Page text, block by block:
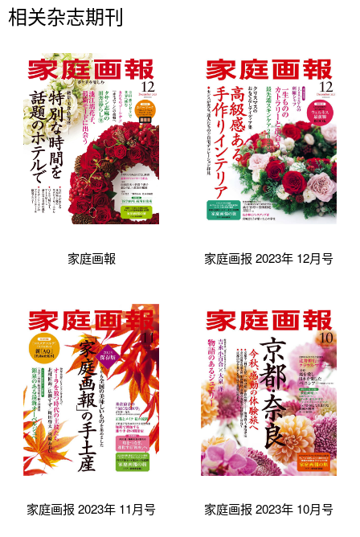
相关杂志期刊
家庭画報 家庭画报 2023年 12月号
家庭画报 2023年 11月号 家庭画报 2023年 10月号